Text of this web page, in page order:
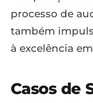
processo de
também
à excelência
Casos de